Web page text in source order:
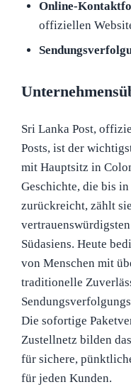
Online-
offiziellen
Sri Lanka Post,
Posts, ist der
mit Hauptsitz in
Geschichte, die bis
zurückreicht, zählt
Südasiens. Heute
von Menschen mit
traditionelle
Die sofortige
Zustellnetz bilden
für sichere,
für jeden Kunden.